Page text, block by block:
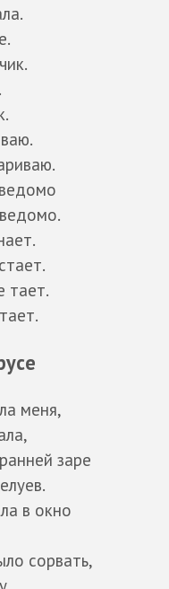
тает.
меня,
заре
в окно
сорвать,